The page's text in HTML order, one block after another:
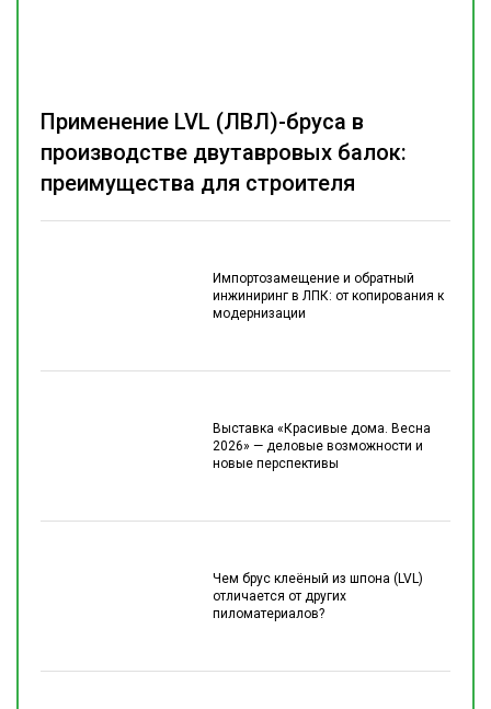
Импортозамещение и обратный
инжиниринг в ЛПК: от копирования к
модернизации
Выставка «Красивые дома. Весна
2026» — деловые возможности и
новые перспективы
Чем брус клеёный из шпона (LVL)
отличается от других
пиломатериалов?
Применение LVL (ЛВЛ)-бруса в
производстве двутавровых балок:
преимущества для строителя